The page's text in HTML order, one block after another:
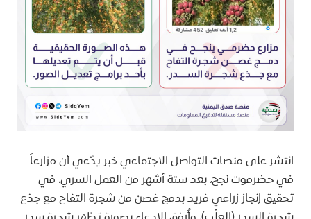
انتشر على منصات التواصل الاجتماعي خبر يدّعي أن مزارعاً
في حضرموت نجح، بعد ستة أشهر من العمل السري، في
تحقيق إنجاز زراعي فريد بدمج غصن من شجرة التفاح مع جذع